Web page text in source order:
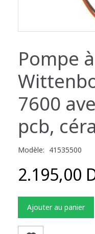
Pompe
7600
pcb,
Modèle: 41535500
2.195,00
Ajouter au panier